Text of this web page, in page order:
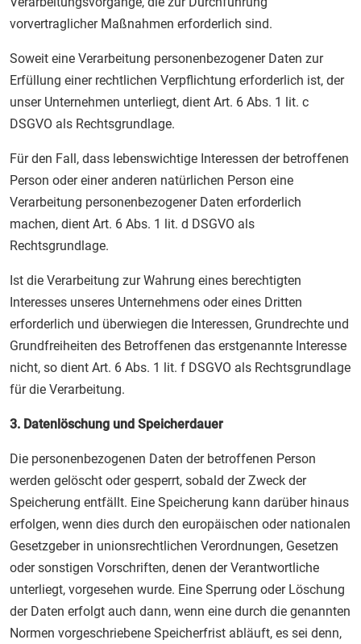
vorvertraglicher Maßnahmen erforderlich sind.
Soweit eine Verarbeitung personenbezogener Daten zur
Erfüllung einer rechtlichen Verpflichtung erforderlich ist, der
unser Unternehmen unterliegt, dient Art. 6 Abs. 1 lit. c
DSGVO als Rechtsgrundlage.
Für den Fall, dass lebenswichtige Interessen der betroffenen
Person oder einer anderen natürlichen Person eine
Verarbeitung personenbezogener Daten erforderlich
machen, dient Art. 6 Abs. 1 lit. d DSGVO als
Rechtsgrundlage.
Ist die Verarbeitung zur Wahrung eines berechtigten
Interesses unseres Unternehmens oder eines Dritten
erforderlich und überwiegen die Interessen, Grundrechte und
Grundfreiheiten des Betroffenen das erstgenannte Interesse
nicht, so dient Art. 6 Abs. 1 lit. f DSGVO als Rechtsgrundlage
für die Verarbeitung.
3. Datenlöschung und Speicherdauer
Die personenbezogenen Daten der betroffenen Person
werden gelöscht oder gesperrt, sobald der Zweck der
Speicherung entfällt. Eine Speicherung kann darüber hinaus
erfolgen, wenn dies durch den europäischen oder nationalen
Gesetzgeber in unionsrechtlichen Verordnungen, Gesetzen
oder sonstigen Vorschriften, denen der Verantwortliche
unterliegt, vorgesehen wurde. Eine Sperrung oder Löschung
der Daten erfolgt auch dann, wenn eine durch die genannten
Normen vorgeschriebene Speicherfrist abläuft, es sei denn,